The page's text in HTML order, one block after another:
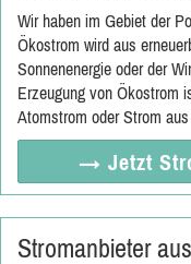
Wir haben im Gebiet der
Ökostrom wird aus
Sonnenenergie oder der
Erzeugung von Ökostrom
Atomstrom oder Strom
→ Jetzt
Stromanbieter